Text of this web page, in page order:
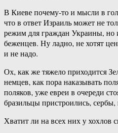
В Киеве почему-то и мысли в
что в ответ Израиль может не
режим для граждан Украины, но
беженцев. Ну ладно, не хотят
и не надо.
Ох, как же тяжело приходится
немцев, как пора наказывать
поляков, уже евреи в очереди
бразильцы пристроились,
Хватит ли на всех них у хохлов